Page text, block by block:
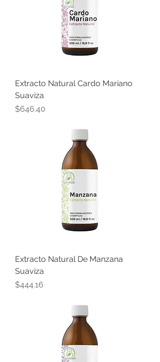
Extracto Natural Cardo Mariano
Suaviza
Precio
$646.40
Extracto Natural De Manzana
Suaviza
Precio
$444.16